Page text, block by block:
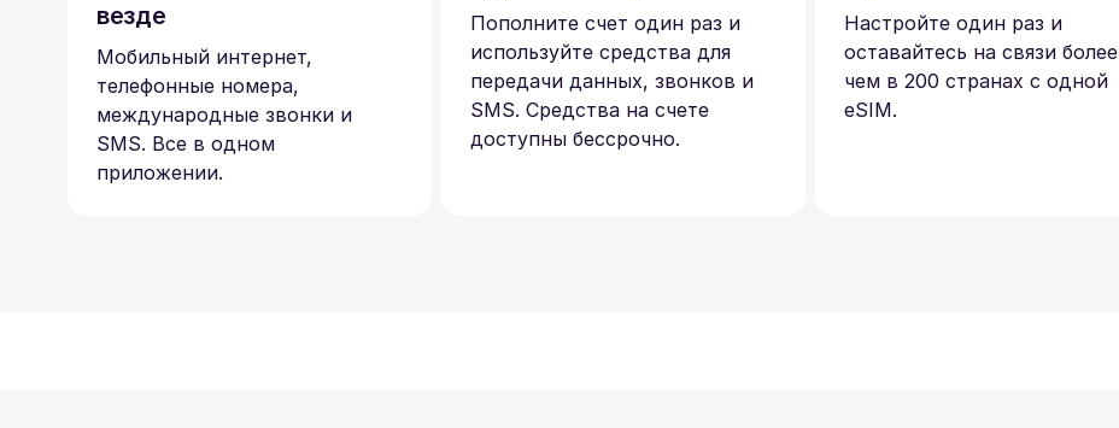
везде
Мобильный интернет,
телефонные номера,
международные звонки и
SMS. Все в одном
приложении.
Пополните счет один раз и
используйте средства для
передачи данных, звонков и
SMS. Средства на счете
доступны бессрочно.
Настройте один раз и
оставайтесь на связи более
чем в 200 странах с одной
eSIM.